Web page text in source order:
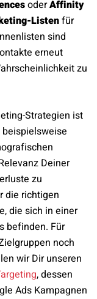
oderAffinity
Listenfür
sind
erneut
zu
Strategien ist
Deiner
zu
die richtigen
die sich in einer
befinden. Für
noch
wir Dir unseren
, dessen
Ads Kampagnen